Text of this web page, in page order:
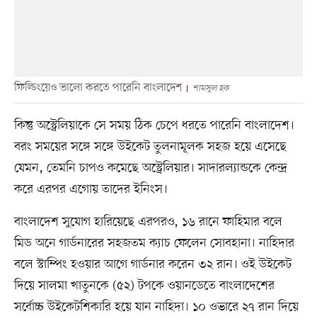
ফিল্ডিংয়েও ভালো করতে পারেনি বাংলাদেশ শামসুল হক
কিন্তু অস্ট্রেলিয়াকে সে সময় ঠিক চেপে ধরতে পারেনি বাংলাদেশ।
বরং সময়ের সঙ্গে সঙ্গে উইকেট তুলনামূলক সহজ হয়ে এসেছে
যেমন, তেমনি চাপও কমেছে অস্ট্রেলিয়ার। সাদারল্যান্ডকে কেন্দ্র
করে এরপর এগোয় তাদের ইনিংস।
বাংলাদেশ সুযোগ হারিয়েছে এরপরও, ১৬ রানে ফাহিমার বলে
মিড অনে গার্ডনারের সহজতম ক্যাচ ফেলেন সোবহানা। নাহিদার
বলে স্টাম্পিং হওয়ার আগে গার্ডনার করেন ৩২ রান। ওই উইকেট
দিয়ে সালমা খাতুনকে (৫২) টপকে ওয়ানডেতে বাংলাদেশের
সর্বোচ্চ উইকেটশিকারি হয়ে যান নাহিদা। ১০ ওভারে ২৭ রান দিয়ে